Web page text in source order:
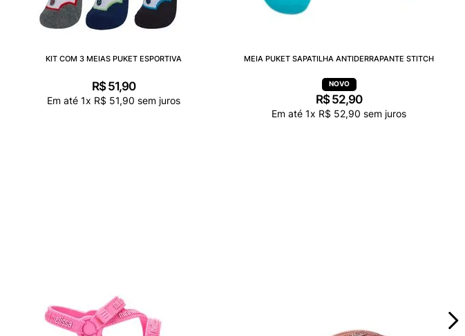
KIT COM 3 MEIAS PUKET ESPORTIVA
R$ 51,90
Em até 1x R$ 51,90 sem juros
MEIA PUKET SAPATILHA ANTIDERRAPANTE STITCH
R$ 52,90
Em até 1x R$ 52,90 sem juros